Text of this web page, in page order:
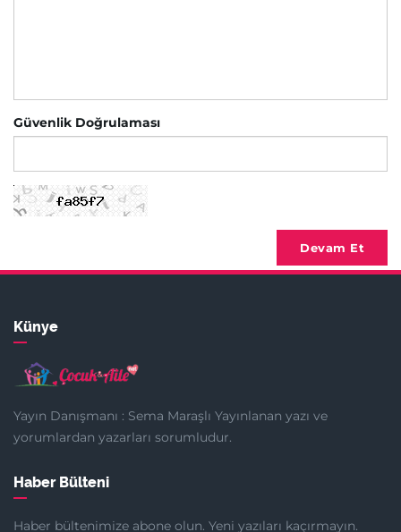
Güvenlik Doğrulaması
Devam Et
Künye
Yayın Danışmanı : Sema Maraşlı Yayınlanan yazı ve
yorumlardan yazarları sorumludur.
Haber Bülteni
Haber bültenimize abone olun. Yeni yazıları kaçırmayın.